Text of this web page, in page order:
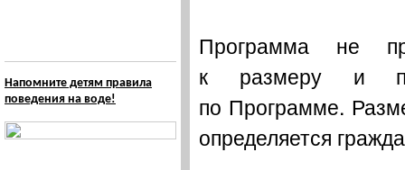
Напомните детям правила
поведения на воде!
Программа не
к размеру и
по Программе.
определяется